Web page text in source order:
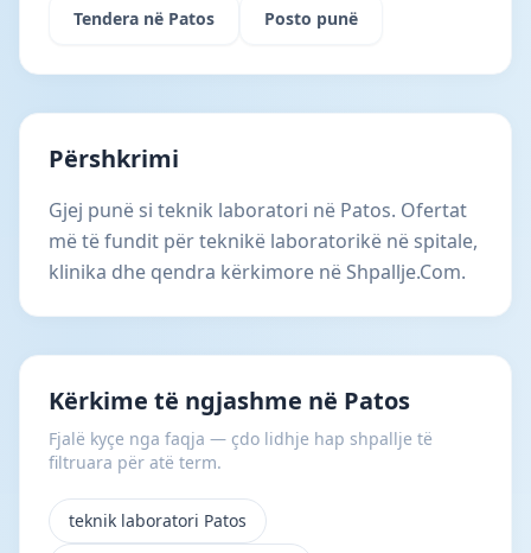
Tendera në Patos Posto punë
Përshkrimi
Gjej punë si teknik laboratori në Patos. Ofertat
më të fundit për teknikë laboratorikë në spitale,
klinika dhe qendra kërkimore në Shpallje.Com.
Kërkime të ngjashme në Patos
Fjalë kyçe nga faqja — çdo lidhje hap shpallje të
filtruara për atë term.
teknik laboratori Patos